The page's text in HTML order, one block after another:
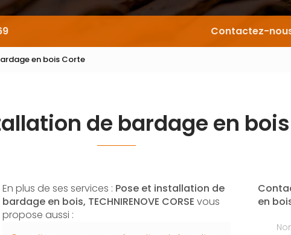
Contactez-
en bois Corte
de bardage en
En plus de ses services : Pose et installation de
bardage en bois, TECHNIRENOVE CORSE vous
propose aussi :
en